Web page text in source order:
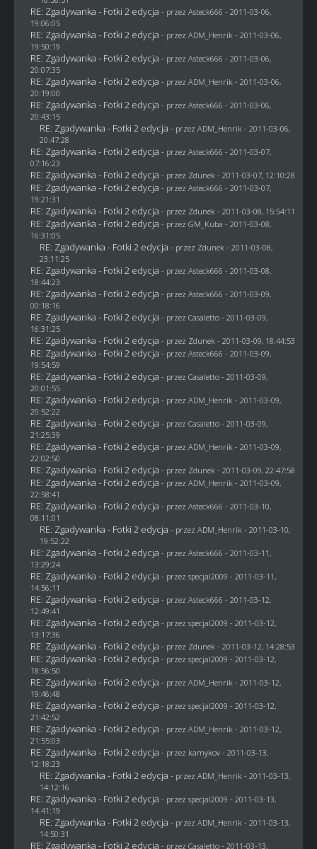
RE: Zgadywanka - Fotki 2 edycja - przez Asteck666 - 2011-03-06,
19:06:05
RE: Zgadywanka - Fotki 2 edycja - przez ADM_Henrik - 2011-03-06,
19:50:19
RE: Zgadywanka - Fotki 2 edycja - przez Asteck666 - 2011-03-06,
20:07:35
RE: Zgadywanka - Fotki 2 edycja - przez ADM_Henrik - 2011-03-06,
20:19:00
RE: Zgadywanka - Fotki 2 edycja - przez Asteck666 - 2011-03-06,
20:43:15
RE: Zgadywanka - Fotki 2 edycja - przez ADM_Henrik - 2011-03-06,
20:47:28
RE: Zgadywanka - Fotki 2 edycja - przez Asteck666 - 2011-03-07,
07:16:23
RE: Zgadywanka - Fotki 2 edycja - przez Zdunek - 2011-03-07, 12:10:28
RE: Zgadywanka - Fotki 2 edycja - przez Asteck666 - 2011-03-07,
19:21:31
RE: Zgadywanka - Fotki 2 edycja - przez Zdunek - 2011-03-08, 15:54:11
RE: Zgadywanka - Fotki 2 edycja - przez GM_Kuba - 2011-03-08,
16:31:05
RE: Zgadywanka - Fotki 2 edycja - przez Zdunek - 2011-03-08,
23:11:25
RE: Zgadywanka - Fotki 2 edycja - przez Asteck666 - 2011-03-08,
18:44:23
RE: Zgadywanka - Fotki 2 edycja - przez Asteck666 - 2011-03-09,
00:18:16
RE: Zgadywanka - Fotki 2 edycja - przez Casaletto- 2011-03-09,
16:31:25
RE: Zgadywanka - Fotki 2 edycja - przez Zdunek - 2011-03-09, 18:44:53
RE: Zgadywanka - Fotki 2 edycja - przez Asteck666 - 2011-03-09,
19:54:59
RE: Zgadywanka - Fotki 2 edycja - przez Casaletto- 2011-03-09,
20:01:55
RE: Zgadywanka - Fotki 2 edycja - przez ADM_Henrik - 2011-03-09,
20:52:22
RE: Zgadywanka - Fotki 2 edycja - przez Casaletto- 2011-03-09,
21:25:39
RE: Zgadywanka - Fotki 2 edycja - przez ADM_Henrik - 2011-03-09,
22:02:50
RE: Zgadywanka - Fotki 2 edycja - przez Zdunek - 2011-03-09, 22:47:58
RE: Zgadywanka - Fotki 2 edycja - przez ADM_Henrik - 2011-03-09,
22:58:41
RE: Zgadywanka - Fotki 2 edycja - przez Asteck666 - 2011-03-10,
08:11:01
RE: Zgadywanka - Fotki 2 edycja - przez ADM_Henrik - 2011-03-10,
19:52:22
RE: Zgadywanka - Fotki 2 edycja - przez Asteck666 - 2011-03-11,
13:29:24
RE: Zgadywanka - Fotki 2 edycja - przez specjal2009 - 2011-03-11,
14:56:11
RE: Zgadywanka - Fotki 2 edycja - przez Asteck666 - 2011-03-12,
12:49:41
RE: Zgadywanka - Fotki 2 edycja - przez specjal2009 - 2011-03-12,
13:17:36
RE: Zgadywanka - Fotki 2 edycja - przez Zdunek - 2011-03-12, 14:28:53
RE: Zgadywanka - Fotki 2 edycja - przez specjal2009 - 2011-03-12,
18:56:50
RE: Zgadywanka - Fotki 2 edycja - przez ADM_Henrik - 2011-03-12,
19:46:48
RE: Zgadywanka - Fotki 2 edycja - przez specjal2009 - 2011-03-12,
21:42:52
RE: Zgadywanka - Fotki 2 edycja - przez ADM_Henrik - 2011-03-12,
21:55:03
RE: Zgadywanka - Fotki 2 edycja - przez kamykov- 2011-03-13,
12:18:23
RE: Zgadywanka - Fotki 2 edycja - przez ADM_Henrik - 2011-03-13,
14:12:16
RE: Zgadywanka - Fotki 2 edycja - przez specjal2009 - 2011-03-13,
14:41:19
RE: Zgadywanka - Fotki 2 edycja - przez ADM_Henrik - 2011-03-13,
14:50:31
RE: Zgadywanka - Fotki 2 edycja - przez Casaletto- 2011-03-13,